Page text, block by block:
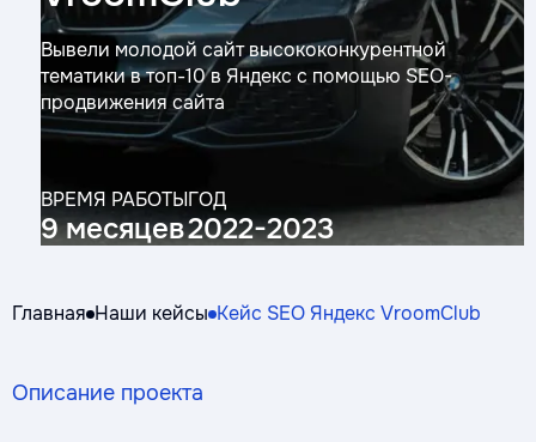
Вывели молодой сайт высококонкурентной
тематики в топ-10 в Яндекс с помощью SEO-
продвижения сайта
ВРЕМЯ РАБОТЫ
9 месяцев
ГОД
2022-2023
Главная Наши кейсы Кейс SEO Яндекс VroomClub
Описание проекта